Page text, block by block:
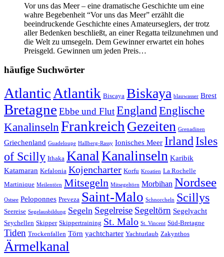
Vor uns das Meer – eine dramatische Geschichte um eine
wahre Begebenheit “Vor uns das Meer” erzählt die
beeindruckende Geschichte eines Amateurseglers, der trotz
aller Bedenken beschließt, an einer Regatta teilzunehmen und
die Welt zu umsegeln. Dem Gewinner erwartet ein hohes
Preisgeld. Gewinnen um jeden Preis…
häufige Suchwörter
Atlantic Atlantik Biscaya Biskaya blauwasser Brest
Bretagne Ebbe und Flut England Englische
Kanalinseln Frankreich Gezeiten Grenadinen
Griechenland Guadeloupe Hallberg-Rassy Ionisches Meer Irland Isles
of Scilly Ithaka Kanal Kanalinseln Karibik
Katamaran Kefalonia Kojencharter Korfu Kroatien La Rochelle
Martinique Meilentörn Mitsegeln Mitsegeltörn Morbihan Nordsee
Ostsee Peloponnes Preveza Saint-Malo Schnorcheln Scillys
Seereise Segelausbildung Segeln Segelreise Segeltörn Segelyacht
Seychellen Skipper Skippertraining St. Malo St. Vincent Süd-Bretagne
Tiden Trockenfallen Törn yachtcharter Yachturlaub Zakynthos
Ärmelkanal